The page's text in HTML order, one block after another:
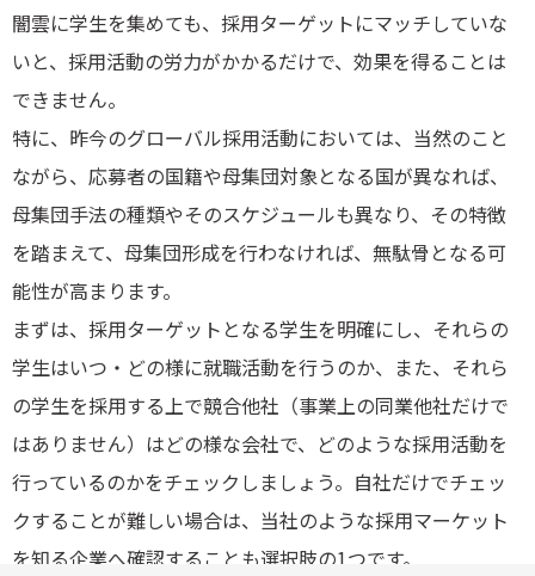
闇雲に学生を集めても、採用ターゲットにマッチしていな
いと、採用活動の労力がかかるだけで、効果を得ることは
できません。
特に、昨今のグローバル採用活動においては、当然のこと
ながら、応募者の国籍や母集団対象となる国が異なれば、
母集団手法の種類やそのスケジュールも異なり、その特徴
を踏まえて、母集団形成を行わなければ、無駄骨となる可
能性が高まります。
まずは、採用ターゲットとなる学生を明確にし、それらの
学生はいつ・どの様に就職活動を行うのか、また、それら
の学生を採用する上で競合他社（事業上の同業他社だけで
はありません）はどの様な会社で、どのような採用活動を
行っているのかをチェックしましょう。自社だけでチェッ
クすることが難しい場合は、当社のような採用マーケット
を知る企業へ確認することも選択肢の1つです。